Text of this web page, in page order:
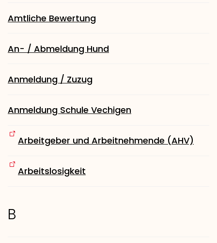
Amtliche Bewertung
An- / Abmeldung Hund
Anmeldung / Zuzug
Anmeldung Schule Vechigen
Arbeitgeber und Arbeitnehmende (AHV)
Arbeitslosigkeit
B